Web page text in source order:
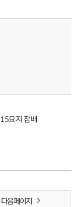
묘지 참배
다음 페이지